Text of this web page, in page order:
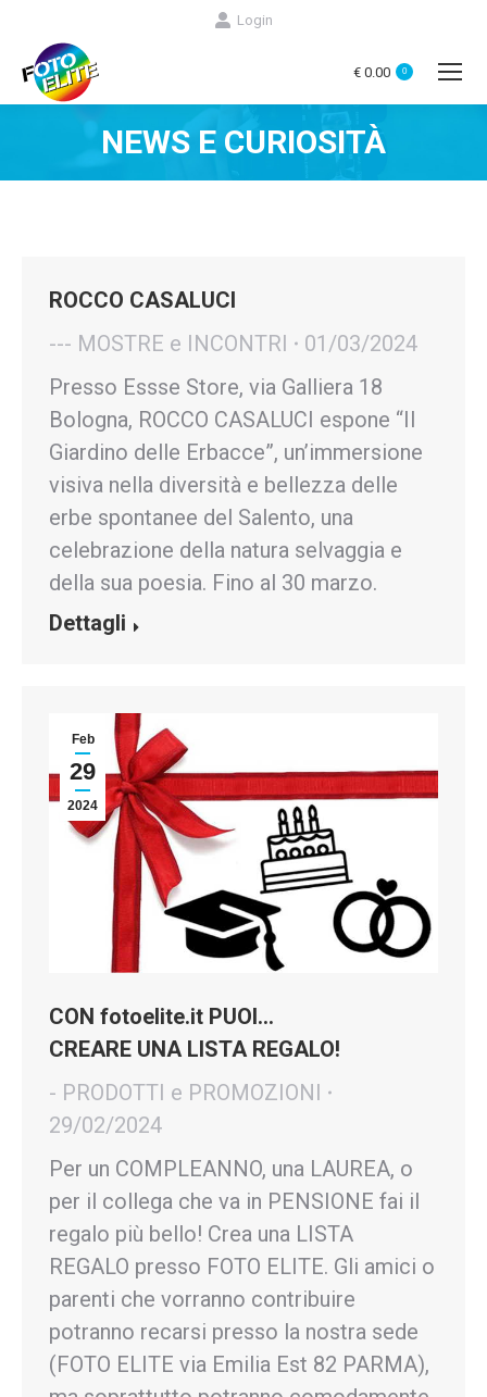
Login
€ 0.00 0
NEWS E CURIOSITÀ
You are here:
ROCCO CASALUCI
--- MOSTRE e INCONTRI
01/03/2024
Presso Essse Store, via Galliera 18
Bologna, ROCCO CASALUCI espone “Il
Giardino delle Erbacce”, un’immersione
visiva nella diversità e bellezza delle
erbe spontanee del Salento, una
celebrazione della natura selvaggia e
della sua poesia. Fino al 30 marzo.
Dettagli
Feb
29
2024
CON fotoelite.it PUOI…
CREARE UNA LISTA REGALO!
- PRODOTTI e PROMOZIONI
29/02/2024
Per un COMPLEANNO, una LAUREA, o
per il collega che va in PENSIONE fai il
regalo più bello! Crea una LISTA
REGALO presso FOTO ELITE. Gli amici o
parenti che vorranno contribuire
potranno recarsi presso la nostra sede
(FOTO ELITE via Emilia Est 82 PARMA),